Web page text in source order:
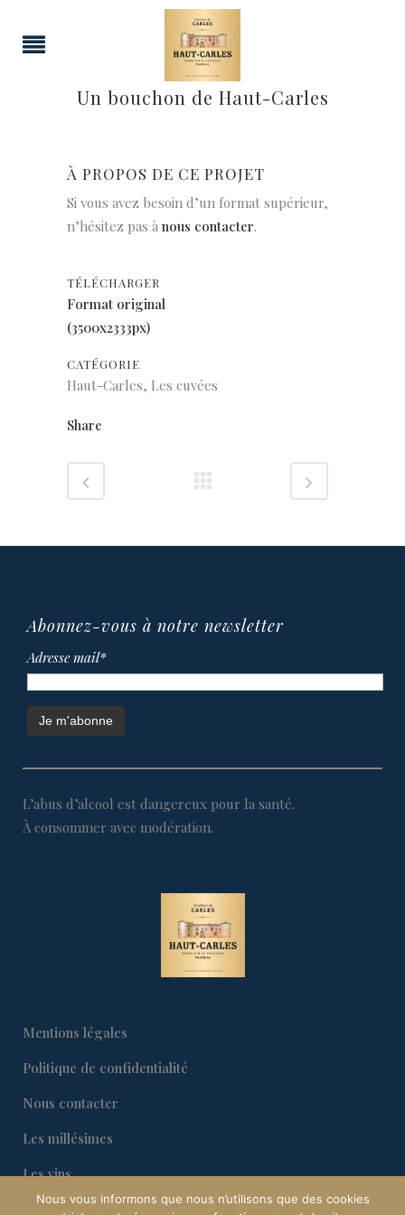
Un bouchon de Haut-Carles
À PROPOS DE CE PROJET
Si vous avez besoin d’un format supérieur,
n’hésitez pas à nous contacter.
TÉLÉCHARGER
Format original
(3500x2333px)
CATÉGORIE
Haut-Carles, Les cuvées
Share
Abonnez-vous à notre newsletter
Adresse mail*
L’abus d’alcool est dangereux pour la santé.
À consommer avec modération.
Mentions légales
Politique de confidentialité
Nous contacter
Les millésimes
Les vins
Nous vous informons que nous n’utilisons que des cookies